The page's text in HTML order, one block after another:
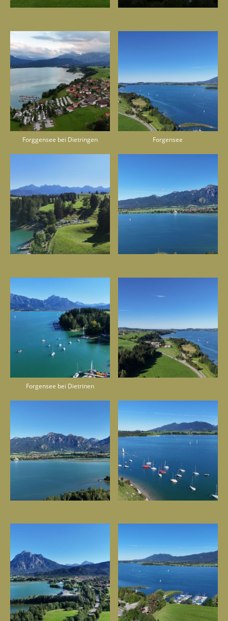
Forggensee bei Dietringen Forgensee
Forgensee bei Dietrinen